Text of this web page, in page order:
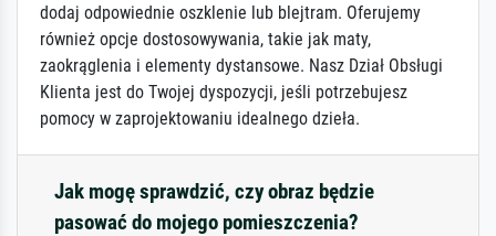
dodaj odpowiednie oszklenie lub blejtram. Oferujemy
również opcje dostosowywania, takie jak maty,
zaokrąglenia i elementy dystansowe. Nasz Dział Obsługi
Klienta jest do Twojej dyspozycji, jeśli potrzebujesz
pomocy w zaprojektowaniu idealnego dzieła.
Jak mogę sprawdzić, czy obraz będzie
pasować do mojego pomieszczenia?